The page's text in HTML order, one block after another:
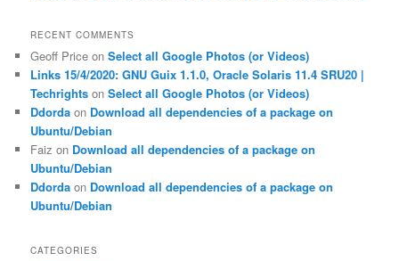
RECENT COMMENTS
Geoff Price onSelect all Google Photos (or Videos)
Links 15/4/2020: GNU Guix 1.1.0, Oracle Solaris 11.4 SRU20 |
Techrights onSelect all Google Photos (or Videos)
Ddorda on Download all dependencies of a package on
Ubuntu/Debian
Faiz on Download all dependencies of a package on
Ubuntu/Debian
Ddorda on Download all dependencies of a package on
Ubuntu/Debian
CATEGORIES